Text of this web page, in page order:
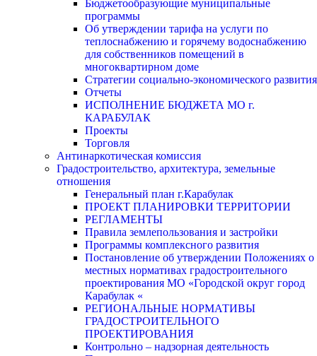
Бюджетообразующие муниципальные
программы
Об утверждении тарифа на услуги по
теплоснабжению и горячему водоснабжению
для собственников помещений в
многоквартирном доме
Стратегии социально-экономического развития
Отчеты
ИСПОЛНЕНИЕ БЮДЖЕТА МО г.
КАРАБУЛАК
Проекты
Торговля
Антинаркотическая комиссия
Градостроительство, архитектура, земельные
отношения
Генеральный план г.Карабулак
ПРОЕКТ ПЛАНИРОВКИ ТЕРРИТОРИИ
РЕГЛАМЕНТЫ
Правила землепользования и застройки
Программы комплексного развития
Постановление об утверждении Положениях о
местных нормативах градостроительного
проектирования МО «Городской округ город
Карабулак «
РЕГИОНАЛЬНЫЕ НОРМАТИВЫ
ГРАДОСТРОИТЕЛЬНОГО
ПРОЕКТИРОВАНИЯ
Контрольно – надзорная деятельность